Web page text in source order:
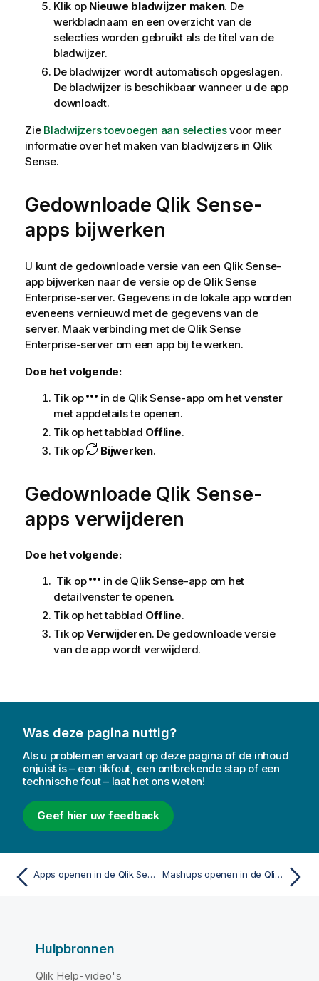
Klik op Nieuwe bladwijzer maken. De
werkbladnaam en een overzicht van de
selecties worden gebruikt als de titel van de
bladwijzer.
De bladwijzer wordt automatisch opgeslagen.
De bladwijzer is beschikbaar wanneer u de app
downloadt.
Zie Bladwijzers toevoegen aan selectiesvoor meer
informatie over het maken van bladwijzers in Qlik
Sense.
Gedownloade Qlik Sense-
apps bijwerken
U kunt de gedownloade versie van een Qlik Sense-
app bijwerken naar de versie op de Qlik Sense
Enterprise-server. Gegevens in de lokale app worden
eveneens vernieuwd met de gegevens van de
server. Maak verbinding met de Qlik Sense
Enterprise-server om een app bij te werken.
Doe het volgende:
Tik op
in de Qlik Sense-app om het venster
met appdetails te openen.
Tik op het tabblad Offline.
Tik op
Bijwerken.
Gedownloade Qlik Sense-
apps verwijderen
Doe het volgende:
Tik op
in de Qlik Sense-app om het
detailvenster te openen.
Tik op het tabblad Offline.
Tik opVerwijderen. De gedownloade versie
van de app wordt verwijderd.
Was deze pagina nuttig?
Als u problemen ervaart op deze pagina of de inhoud
onjuist is – een tikfout, een ontbrekende stap of een
technische fout – laat het ons weten!
Geef hier uw feedback
Apps openen in de Qlik Sense Client-Managed Mobile-app Mashups openen in de Qlik Sense Client-Managed Mobile-app
Hulpbronnen
Qlik Help-video's